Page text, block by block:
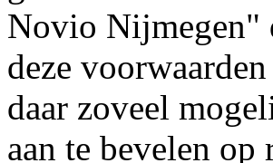
Novio Nijmegen"
deze
daar zoveel
aan te bevelen op